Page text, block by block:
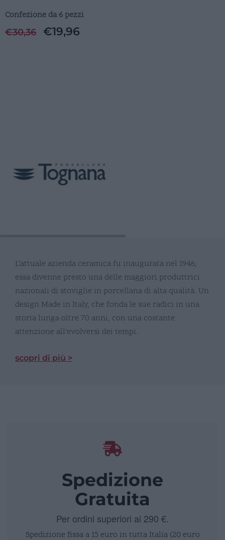
Confezione da 6 pezzi
€30,36 €19,96
L’attuale azienda ceramica fu inaugurata nel 1946;
essa divenne presto una delle maggiori produttrici
nazionali di stoviglie in porcellana di alta qualità. Un
design Made in Italy, che fonda le sue radici in una
storia lunga oltre 70 anni, con una costante
attenzione all’evolversi dei tempi.
scopri di più >
Spedizione
Gratuita
Per ordini superiori ai 290 €.
Spedizione fissa a 15 euro in tutta Italia (20 euro